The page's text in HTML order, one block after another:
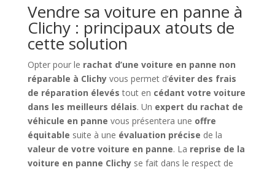
Vendre sa voiture en panne à
Clichy : principaux atouts de
cette solution
Opter pour le rachat d’une voiture en panne non
réparable à Clichyvous permet d’éviter des frais
de réparation élevés tout en cédant votre voiture
dans les meilleurs délais. Un expert du rachat de
véhicule en panne vous présentera une offre
équitable suite à une évaluation précise de la
valeur de votre voiture en panne. La reprise de la
voiture en panne Clichyse fait dans le respect de